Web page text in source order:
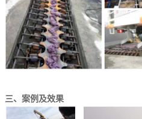
三、案例及效果